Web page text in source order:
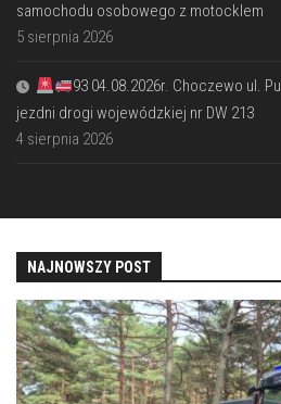
samochodu osobowego z motocklem
5 sierpnia 2026
93 04.08.2026r. Choczewo ul.
jezdni drogi wojewódzkiej nr DW 213
4 sierpnia 2026
NAJNOWSZY POST